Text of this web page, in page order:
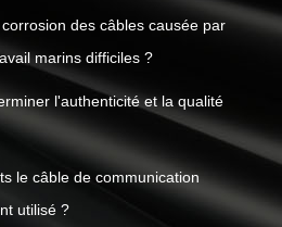
des câbles causée par
marins difficiles ?
l'authenticité et la qualité
le câble de communication
utilisé ?